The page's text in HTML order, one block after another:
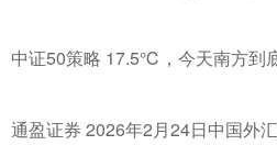
中证50策略 17.5℃，今天南方到
通盈证券 2026年2月24日中国外